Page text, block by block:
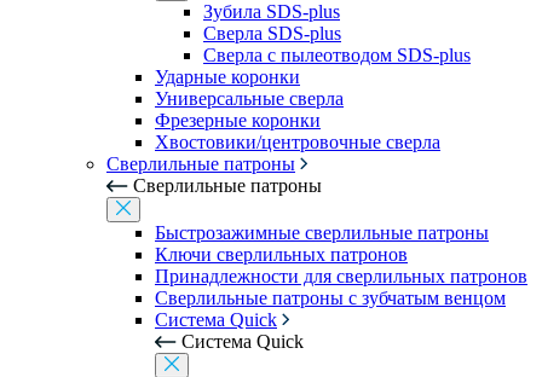
Зубила SDS-plus
Сверла SDS-plus
Сверла с пылеотводом SDS-plus
Ударные коронки
Универсальные сверла
Фрезерные коронки
Хвостовики/центровочные сверла
Сверлильные патроны
Сверлильные патроны
Быстрозажимные сверлильные патроны
Ключи сверлильных патронов
Принадлежности для сверлильных патронов
Сверлильные патроны с зубчатым венцом
Система Quick
Система Quick